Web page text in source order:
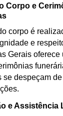
Corpo e
corpo é
e
Gerais
se despeçam
e Assistência